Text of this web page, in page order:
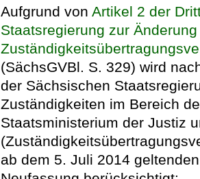
Aufgrund vonArtikel 2 der
Staatsregierung zur
(SächsGVBl. S. 329) wird
der Sächsischen
Zuständigkeiten im Bereich
Staatsministerium der Justiz
ab dem 5. Juli 2014